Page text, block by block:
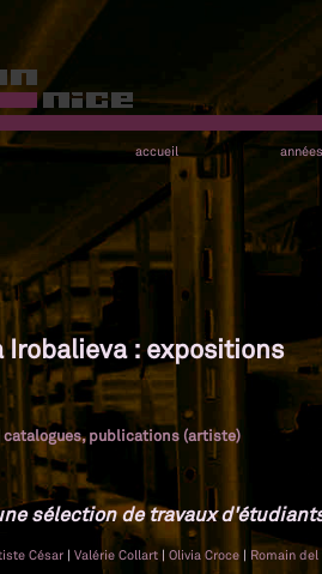
accueil années
Irobalieva : expositions
catalogues, publications (artiste)
sélection de travaux
César | Valérie Collart | Olivia Croce | Romain